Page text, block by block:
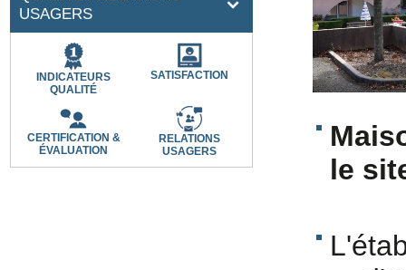
USAGERS
INDICATEURS
QUALITÉ
SATISFACTION
CERTIFICATION &
ÉVALUATION
RELATIONS
USAGERS
le